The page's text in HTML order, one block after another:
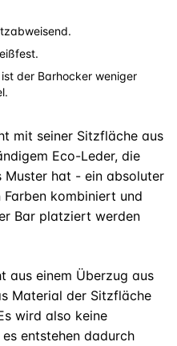
der Barhocker weniger
mit seiner Sitzfläche aus
Eco-Leder, die
hat - ein absoluter
kombiniert und
Bar platziert werden
aus einem Überzug aus
Material der Sitzfläche
wird also keine
entstehen dadurch